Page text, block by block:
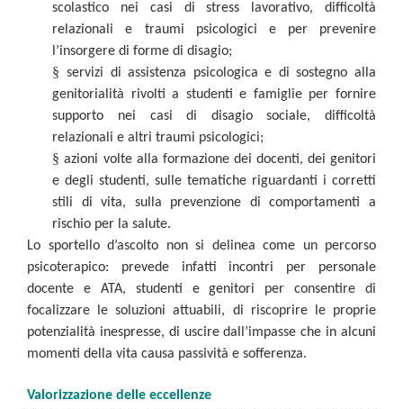
scolastico nei casi di stress lavorativo, difficoltà
relazionali e traumi psicologici e per prevenire
l’insorgere di forme di disagio;
§ servizi di assistenza psicologica e di sostegno alla
genitorialità rivolti a studenti e famiglie per fornire
supporto nei casi di disagio sociale, difficoltà
relazionali e altri traumi psicologici;
§azioni volte alla formazione dei docenti, dei genitori
e degli studenti, sulle tematiche riguardanti i corretti
stili di vita, sulla prevenzione di comportamenti a
rischio per la salute.
Lo sportello d’ascolto non si delinea come un percorso
psicoterapico: prevede infatti incontri per personale
docente e ATA, studenti e genitori per consentire di
focalizzare le soluzioni attuabili, di riscoprire le proprie
potenzialità inespresse, di uscire dall’impasse che in alcuni
momenti della vita causa passività e sofferenza.
Valorizzazione delle eccellenze